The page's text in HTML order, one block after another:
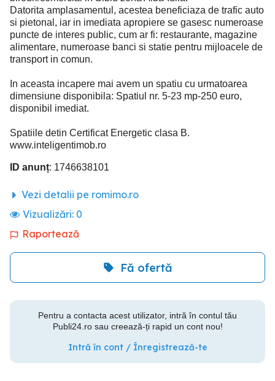
Datorita amplasamentul, acestea beneficiaza de trafic auto
si pietonal, iar in imediata apropiere se gasesc numeroase
puncte de interes public, cum ar fi: restaurante, magazine
alimentare, numeroase banci si statie pentru mijloacele de
transport in comun.
In aceasta incapere mai avem un spatiu cu urmatoarea
dimensiune disponibila: Spatiul nr. 5-23 mp-250 euro,
disponibil imediat.
Spatiile detin Certificat Energetic clasa B.
www.inteligentimob.ro
ID anunț: 1746638101
Vezi detalii pe romimo.ro
Vizualizări: 0
Raportează
Fă ofertă
Pentru a contacta acest utilizator, intră în contul tău
Publi24.ro sau creează-ți rapid un cont nou!
Intră în cont / Înregistrează-te